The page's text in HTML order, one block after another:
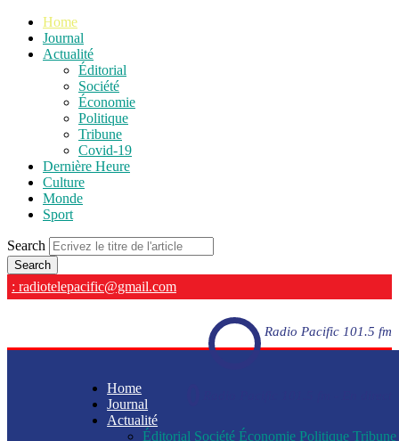
Home
Journal
Actualité
Éditorial
Société
Économie
Politique
Tribune
Covid-19
Dernière Heure
Culture
Monde
Sport
Search
: radiotelepacific@gmail.com
Radio Pacific 101.5 fm
Home
Journal
Actualité
Éditorial Société Économie Politique Tribune